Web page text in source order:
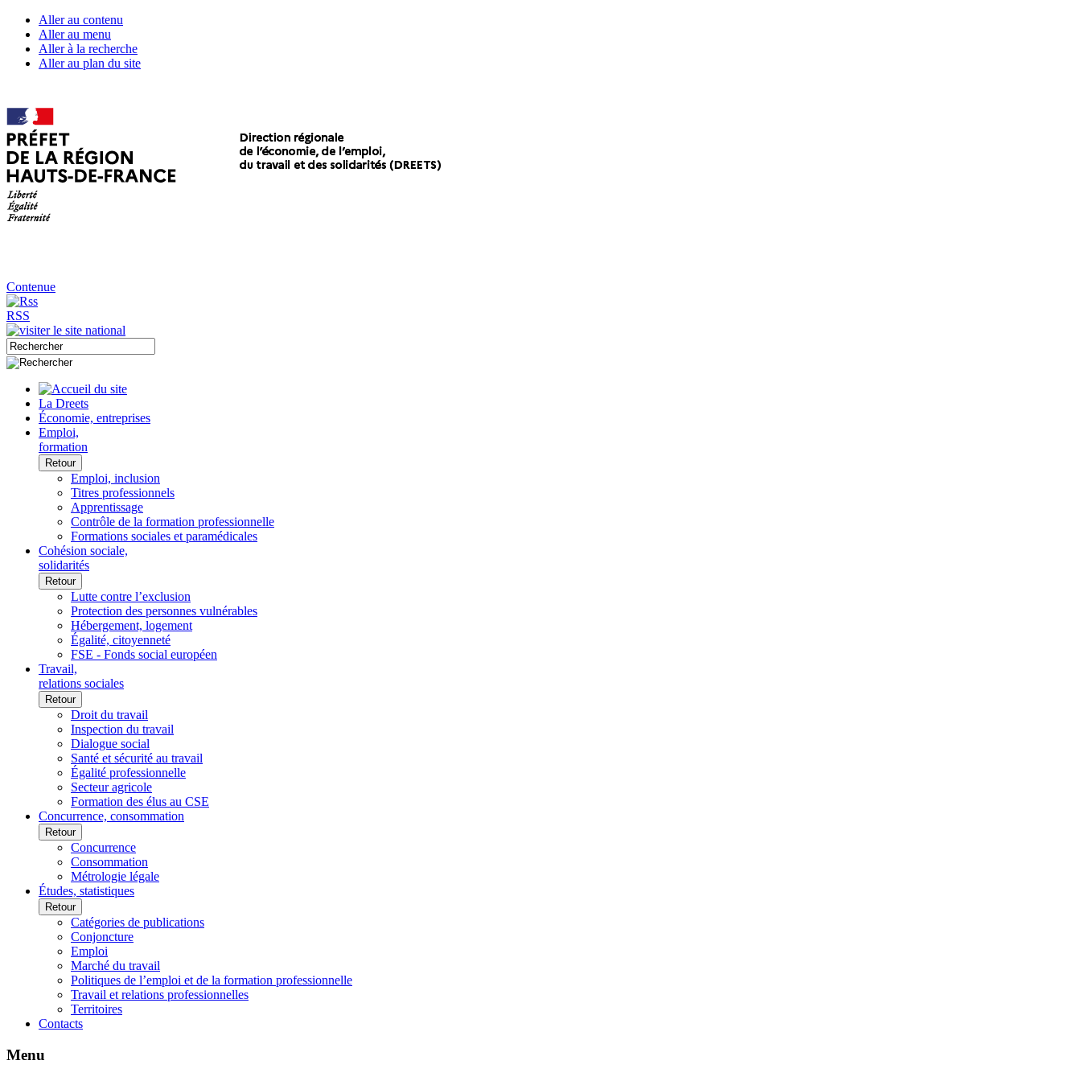
Aller au contenu
Aller au menu
Aller à la recherche
Aller au plan du site
Contenue
RSS
La Dreets
Économie, entreprises
Emploi,
formation
Retour
Emploi, inclusion
Titres professionnels
Apprentissage
Contrôle de la formation professionnelle
Formations sociales et paramédicales
Cohésion sociale,
solidarités
Retour
Lutte contre l’exclusion
Protection des personnes vulnérables
Hébergement, logement
Égalité, citoyenneté
FSE - Fonds social européen
Travail,
relations sociales
Retour
Droit du travail
Inspection du travail
Dialogue social
Santé et sécurité au travail
Égalité professionnelle
Secteur agricole
Formation des élus au CSE
Concurrence, consommation
Retour
Concurrence
Consommation
Métrologie légale
Études, statistiques
Retour
Catégories de publications
Conjoncture
Emploi
Marché du travail
Politiques de l’emploi et de la formation professionnelle
Travail et relations professionnelles
Territoires
Contacts
Menu